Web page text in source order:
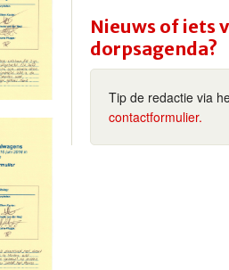
Nieuws of iets
dorpsagenda?
Tip de redactie via
contactformulier.